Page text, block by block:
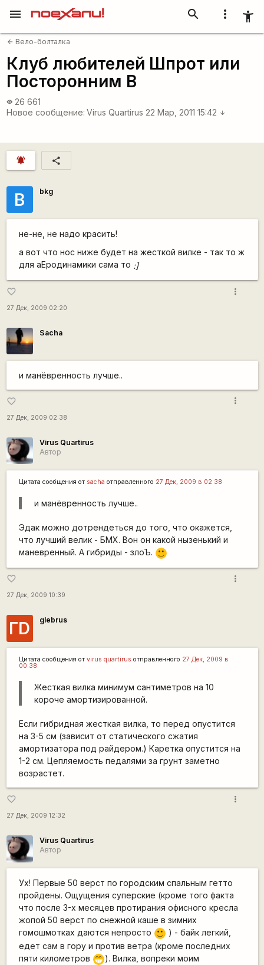
more_vert accessibility_new
search
menu
arrow_back Вело-болталка
Клуб любителей Шпрот или
Посторонним В
visibility 26 661
Новое сообщение: Virus Quartirus 22 Мар, 2011 15:42 arrow_downward
notifications_active share
B bkg
не-не, не надо красить!
а вот что нос ниже будет на жесткой вилке - так то ж
для аЕродинамики сама то :]
favorite_border
27 Дек, 2009 02:20
more_vert
Sacha
и манёвренность лучше..
favorite_border
27 Дек, 2009 02:38
more_vert
Virus Quartirus
Автор
Цитата сообщения от sacha отправленного 27 Дек, 2009 в 02:38
и манёвренность лучше..
Эдак можно дотрендеться до того, что окажется,
что лучший велик - БМХ. Вон он какой нызенький и
маневренный. А гибриды - злоЪ.
:)
favorite_border
27 Дек, 2009 10:39
more_vert
ГD glebrus
Цитата сообщения от virus quartirus отправленного 27 Дек, 2009 в
00:38
Жесткая вилка минимум сантиметров на 10
короче амортизированной.
Если гибридная жесткая вилка, то перед опустится
на 3-5 см (зависит от статического сжатия
амортизатора под райдером.) Каретка опустится на
1-2 см. Цепляемость педалями за грунт заметно
возрастет.
favorite_border
27 Дек, 2009 12:32
more_vert
Virus Quartirus
Автор
Ух! Первые 50 верст по городским спальным гетто
пройдены. Ощущения суперские (кроме того факта
что после 3-х месяцев протирания офисного кресла
жопой 50 верст по снежной каше в зимних
гомошмотках даются непросто
:)
) - байк легкий,
едет сам в гору и против ветра (кроме последних
пяти километров ;D ). Вилка, вопреки моим